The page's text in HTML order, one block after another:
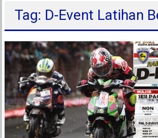
Tag: D-Event Latihan